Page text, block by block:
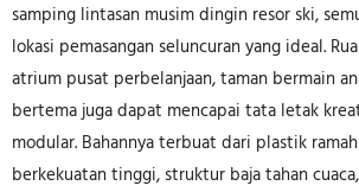
samping lintasan musim dingin resor ski,
lokasi pemasangan seluncuran yang ideal.
atrium pusat perbelanjaan, taman bermain
bertema juga dapat mencapai tata letak
modular. Bahannya terbuat dari plastik
berkekuatan tinggi, struktur baja tahan